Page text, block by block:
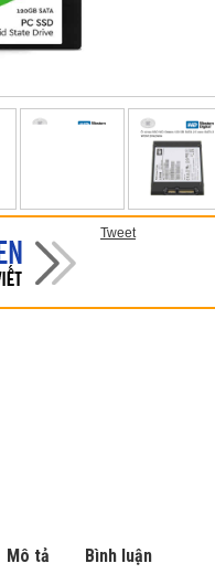
Tweet
Mô tả Bình luận